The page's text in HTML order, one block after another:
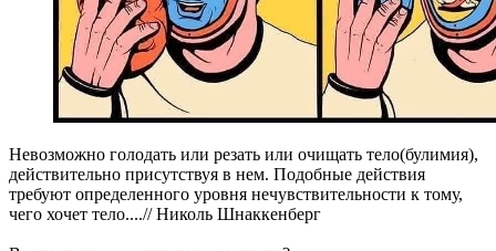
Невозможно голодать или резать или очищать тело(булимия),
действительно присутствуя в нем. Подобные действия
требуют определенного уровня нечувствительности к тому,
чего хочет тело....// Николь Шнаккенберг